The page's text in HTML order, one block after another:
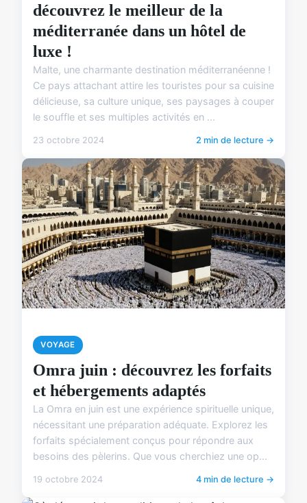
découvrez le meilleur de la
méditerranée dans un hôtel de
luxe !
Malte, une charmante destination méditerranéenne !
Ce pays attachant attire les touristes pour sa cuisine
délicieuse, sa culture unique, ses paysages à couper
le souffle et ses multiples activités en ...
23 octobre 2024 2 min de lecture →
VOYAGE
Omra juin : découvrez les forfaits
et hébergements adaptés
La Omra en juin est une expérience spirituelle unique,
nécessitant une préparation adéquate. Explorez les
forfaits spécialement conçus pour répondre aux
besoins des pèlerins. Que vous cherchiez une op...
19 octobre 2024 4 min de lecture →